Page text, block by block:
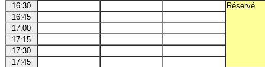
16:30
Réservé
16:45
17:00
17:15
17:30
17:45